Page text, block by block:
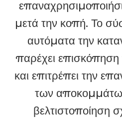
μετά την κοπή. Το
αυτόματα την
παρέχει
και επιτρέπει την
των
βελτιστοποίηση